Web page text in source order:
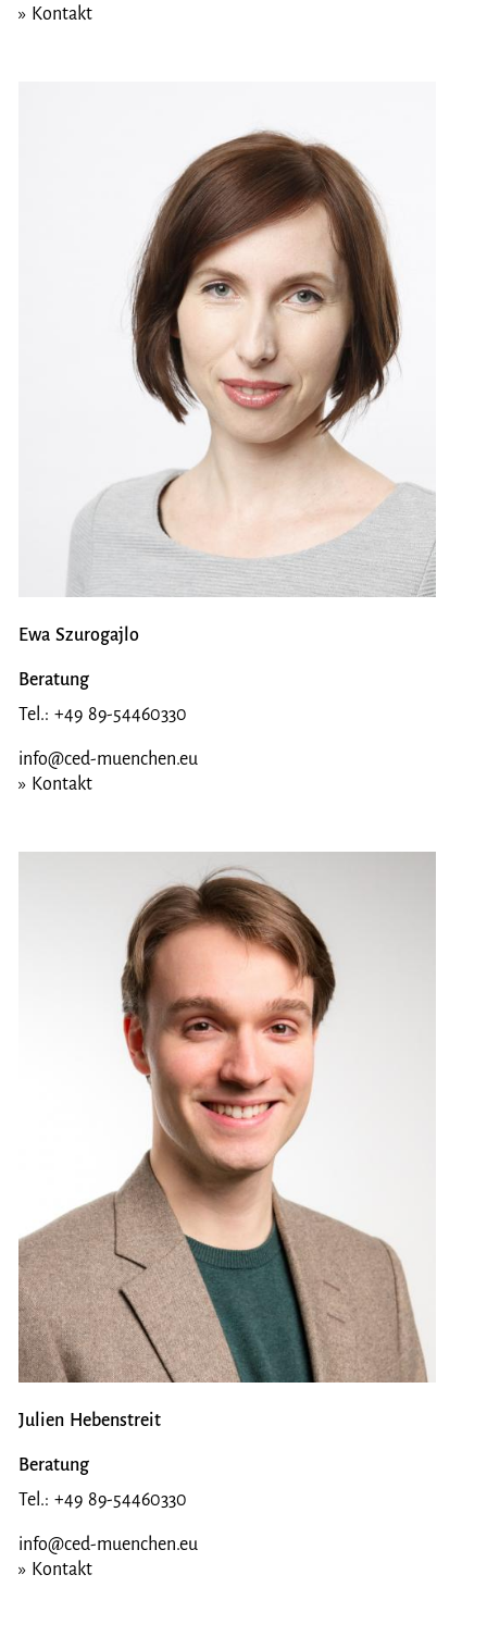
» Kontakt
Ewa Szurogajlo
Beratung
Tel.: +49 89-54460330
info@ced-muenchen.eu
» Kontakt
Julien Hebenstreit
Beratung
Tel.: +49 89-54460330
info@ced-muenchen.eu
» Kontakt